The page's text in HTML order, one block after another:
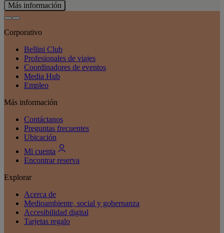
Más información
Corporativo
Bellini Club
Profesionales de viajes
Coordinadores de eventos
Media Hub
Empleo
Más información
Contáctanos
Preguntas frecuentes
Ubicación
Mi cuenta
Encontrar reserva
Explorar
Acerca de
Medioambiente, social y gobernanza
Accesibilidad digital
Tarjetas regalo